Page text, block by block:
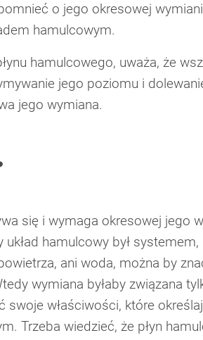
o jego okresowej
hamulcowym.
hamulcowego, uważa, że
jego poziomu i
jego wymiana.
się i wymaga okresowej jego
hamulcowy był systemem,
ani woda, można by
wymiana byłaby związana
swoje właściwości, które
Trzeba wiedzieć, że płyn